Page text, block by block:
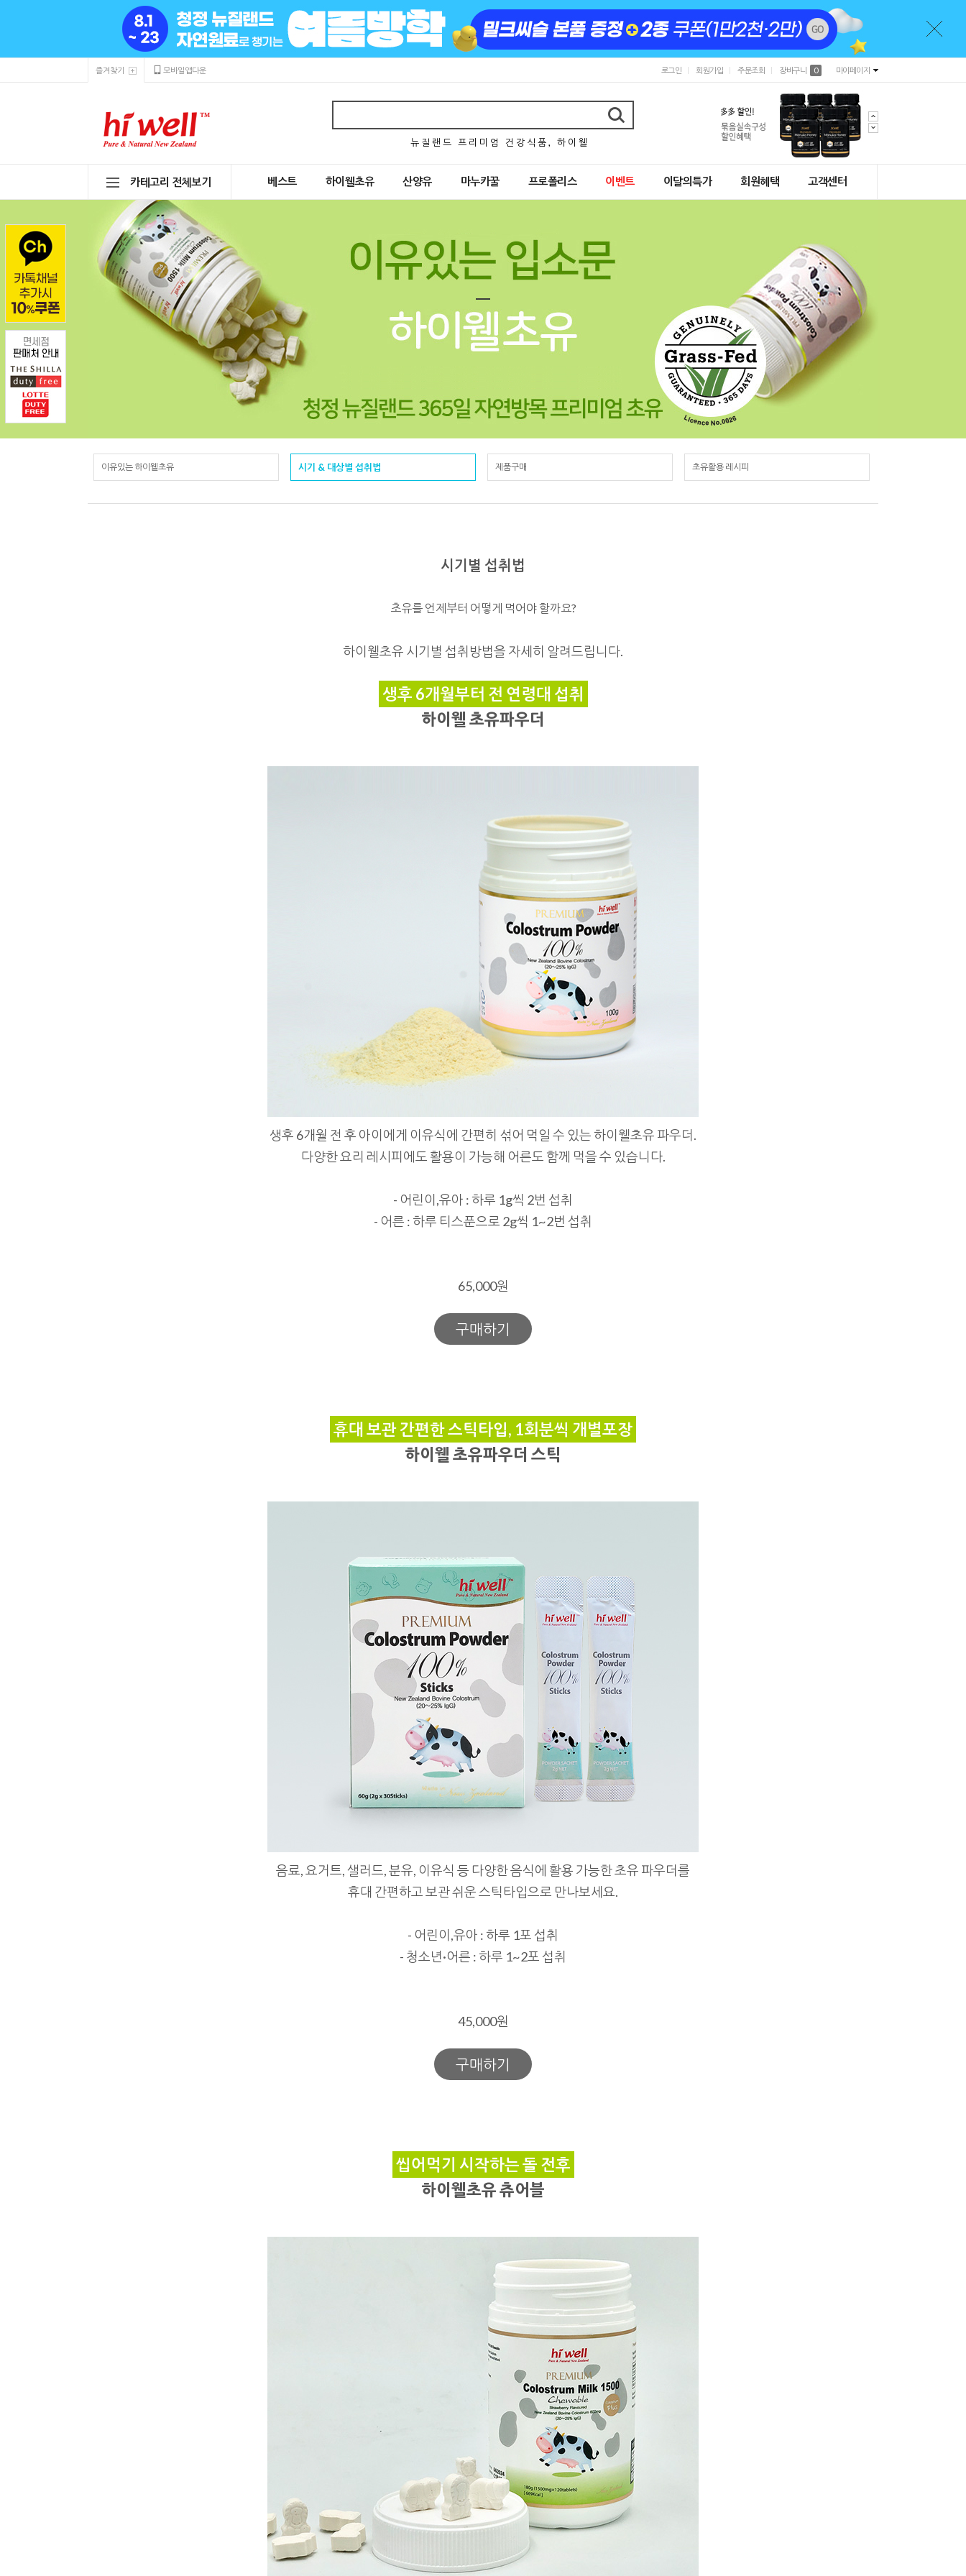
즐겨찾기 모바일앱다운 로그인 회원가입 주문조회 장바구니 0 마이페이지
뉴 질 랜 드 프 리 미 엄 건 강 식 품 , 하 이 웰
카테고리 전체보기 베스트 하이웰초유 산양유 마누카꿀 프로폴리스 이벤트 이달의특가 회원혜택 고객센터
이유있는 하이웰초유 시기 & 대상별 섭취법 제품구매 초유활용 레시피
시기별 섭취법
초유를 언제부터 어떻게 먹어야 할까요?
하이웰초유 시기별 섭취방법을 자세히 알려드립니다.
생후 6개월부터 전 연령대 섭취
하이웰 초유파우더
생후 6개월 전 후 아이에게 이유식에 간편히 섞어 먹일 수 있는 하이웰초유 파우더.
다양한 요리 레시피에도 활용이 가능해 어른도 함께 먹을 수 있습니다.
- 어린이,유아 : 하루 1g씩 2번 섭취
- 어른 : 하루 티스푼으로 2g씩 1~2번 섭취
65,000원
구매하기
휴대 보관 간편한 스틱타입, 1회분씩 개별포장
하이웰 초유파우더 스틱
음료, 요거트, 샐러드, 분유, 이유식 등 다양한 음식에 활용 가능한 초유 파우더를
휴대 간편하고 보관 쉬운 스틱타입으로 만나보세요.
- 어린이,유아 : 하루 1포 섭취
- 청소년·어른 : 하루 1~2포 섭취
45,000원
구매하기
씹어먹기 시작하는 돌 전후
하이웰초유 츄어블